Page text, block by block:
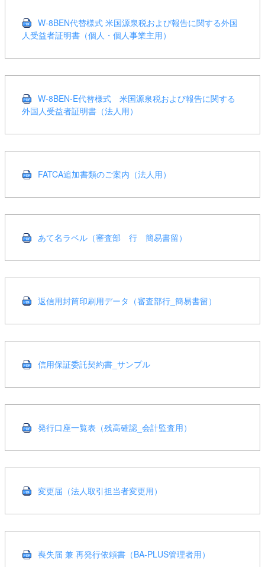
W-8BEN代替様式 米国源泉税および報告に関する外国
人受益者証明書（個人・個人事業主用）
W-8BEN-E代替様式 米国源泉税および報告に関する
外国人受益者証明書（法人用）
FATCA追加書類のご案内（法人用）
あて名ラベル（審査部 行 簡易書留）
返信用封筒印刷用データ（審査部行_簡易書留）
信用保証委託契約書_サンプル
発行口座一覧表（残高確認_会計監査用）
変更届（法人取引担当者変更用）
喪失届 兼 再発行依頼書（BA-PLUS管理者用）